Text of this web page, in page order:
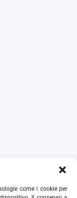
come i cookie per